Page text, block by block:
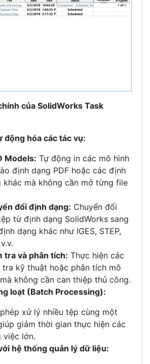
của SolidWorks Task
động hóa các tác vụ:
Models: Tự động in các mô hình
định dạng PDF hoặc các định
khác mà không cần mở từng file
đổi định dạng: Chuyển đổi
từ định dạng SolidWorks sang
dạng khác như IGES, STEP,
tra và phân tích: Thực hiện các
tra kỹ thuật hoặc phân tích mô
không cần can thiệp thủ công.
loạt (Batch Processing):
xử lý nhiều tệp cùng một
giảm thời gian thực hiện các
việc lớn.
hệ thống quản lý dữ liệu: